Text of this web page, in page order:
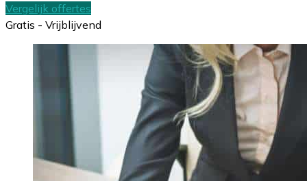
Vergelijk offertes
Gratis - Vrijblijvend